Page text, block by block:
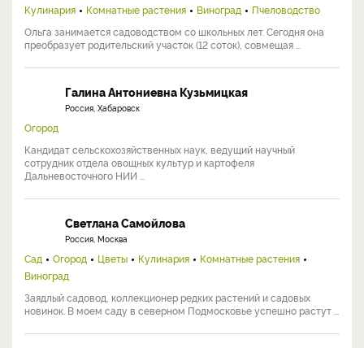
Кулинария
Комнатные растения Виноград
Пчеловодство
Ольга занимается садоводством со школьных лет. Сегодня она
преобразует родительский участок (12 соток), совмещая ...
Галина Антониевна Кузьмицкая
Россия, Хабаровск
Огород
Кандидат сельскохозяйственных наук, ведущий научный
сотрудник отдела овощных культур и картофеля
Дальневосточного НИИ ...
Светлана Самойлова
Россия, Москва
Сад Огород Цветы Кулинария
Комнатные растения
Виноград
Заядлый садовод, коллекционер редких растений и садовых
новинок. В моем саду в северном Подмосковье успешно растут ...